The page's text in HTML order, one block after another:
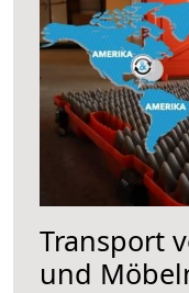
Transport
und